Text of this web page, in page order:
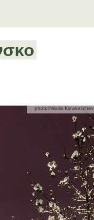
photo:Nikolai Karaneschev